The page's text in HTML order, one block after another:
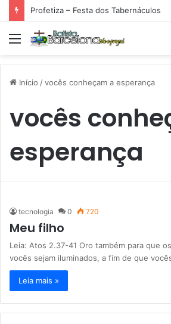
Profetiza – Festa dos Tabernáculos
Menu
Início /vocês conheçam a esperança
vocês
esperança
tecnologia 0 720
Meu filho
Leia: Atos 2.37-41 Oro também para que
vocês sejam iluminados, a fim de que
Leia mais »